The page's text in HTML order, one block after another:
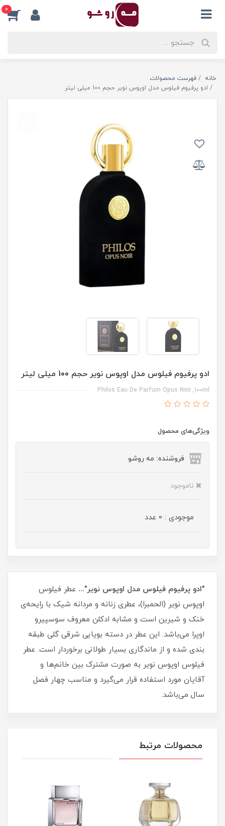
0
خانه
فهرست محصولات
ادو پرفیوم فیلوس مدل اوپوس نویر حجم 100 میلی لیتر
ادو پرفیوم فیلوس مدل اوپوس نویر حجم 100 میلی لیتر
Philos Eau De Parfum Opus Noir ,100ml
ویژگی‌های محصول
فروشنده: مه رو‌شو
ناموجود
موجودی : 0 عدد
"ادو پرفیوم فیلوس مدل اوپوس نویر"... عطر فیلوس
اوپوس نویر (الحمبرا)، عطری زنانه و مردانه شیک با رایحه‌ی
خنک و شیرین است و مشابه ادکلن معروف سوسپیرو
اوپرا می‌باشد. این عطر در دسته بویایی شرقی گلی طبقه
بندی شده و از ماندگاری بسیار طولانی برخوردار است. عطر
فیلوس اوپوس نویر به صورت مشترک بین خانم‌ها و
آقایان مورد استفاده قرار می‌گیرد و مناسب چهار فصل
سال می‌باشد.
محصولات مرتبط